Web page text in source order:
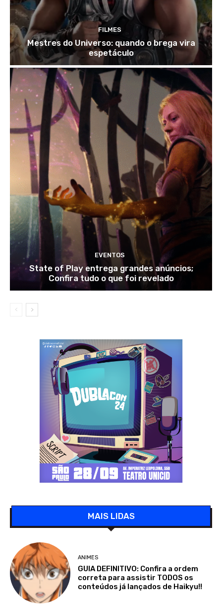
FILMES
Mestres do Universo: quando o brega vira
espetáculo
EVENTOS
State of Play entrega grandes anúncios;
Confira tudo o que foi revelado
MAIS LIDAS
ANIMES
GUIA DEFINITIVO: Confira a ordem
correta para assistir TODOS os
conteúdos já lançados de Haikyu!!